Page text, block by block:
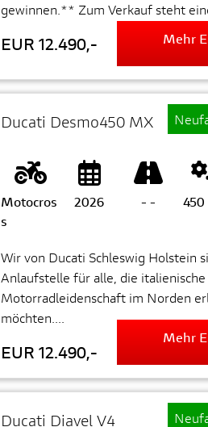
gewinnen.** Zum Verkauf steht
EUR 12.490,- Mehr
Ducati Desmo450 MX
Motocros
s
2026 - - 450
Wir von Ducati Schleswig Holstein
Anlaufstelle für alle, die italienische
Motorradleidenschaft im Norden
möchten....
EUR 12.490,-
Mehr
Ducati Diavel V4